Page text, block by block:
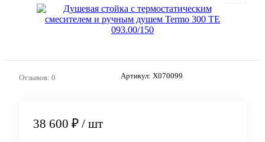
Отзывов: 0 Артикул: X070099
38 600 ₽ / шт